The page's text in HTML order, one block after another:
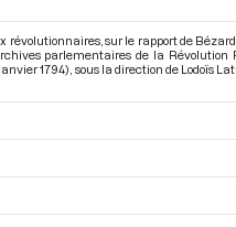
révolutionnaires, sur le rapport de
parlementaires de la Révolution
1794) , sous la direction de Lodoïs